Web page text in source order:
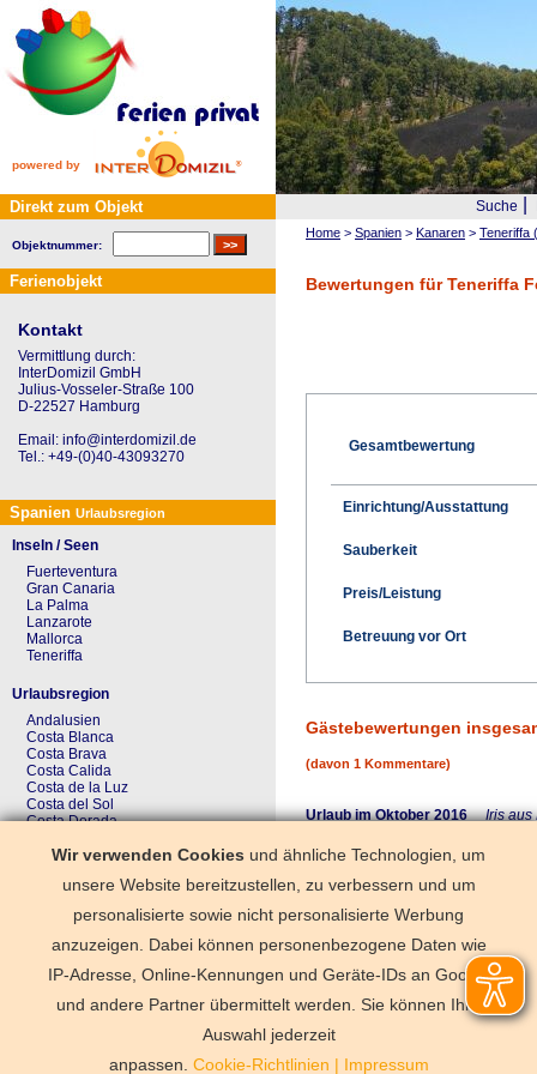
powered by
Suche
Home > Spanien > Kanaren > Teneriffa
Bewertungen für Teneriffa
Gesamtbewertung
Einrichtung/Ausstattung
Sauberkeit
Preis/Leistung
Betreuung vor Ort
Gästebewertungen
(davon 1 Kommentare)
Urlaub im Oktober 2016 Iris aus
Wer entspannen und einen
Deutsch sprechende
Einrichtung/Ausstattung
Direkt zum Objekt
Objektnummer:
Ferienobjekt
Kontakt
Vermittlung durch:
InterDomizil GmbH
Julius-Vosseler-Straße 100
D-22527 Hamburg
Email: info@interdomizil.de
Tel.: +49-(0)40-43093270
Spanien Urlaubsregion
Inseln / Seen
Fuerteventura
Gran Canaria
La Palma
Lanzarote
Mallorca
Teneriffa
Urlaubsregion
Andalusien
Costa Blanca
Costa Brava
Costa Calida
Costa de la Luz
Costa del Sol
Costa Dorada
Kanaren
Der Merkzettel ist noch ungefüllt
Deutschland Florida
Spanien
Wir verwenden Cookies und ähnliche Technologien, um
unsere Website bereitzustellen, zu verbessern und um
personalisierte sowie nicht personalisierte Werbung
anzuzeigen. Dabei können personenbezogene Daten wie
IP-Adresse, Online-Kennungen und Geräte-IDs an Google
und andere Partner übermittelt werden. Sie können Ihre
Auswahl jederzeit
anpassen. Cookie-Richtlinien | Impressum